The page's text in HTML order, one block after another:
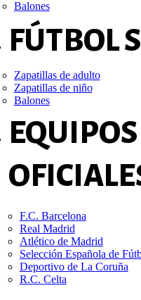
Balones
FÚTBOL
Zapatillas de adulto
Zapatillas de niño
Balones
EQUIPOS
F.C. Barcelona
Real Madrid
Atlético de Madrid
Selección Española de
Deportivo de La Coruña
R.C. Celta